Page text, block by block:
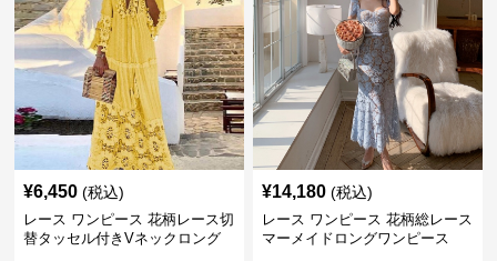
¥6,450 (税込)
レース ワンピース 花柄レース切
替タッセル付きVネックロング
¥14,180 (税込)
レース ワンピース 花柄総レース
マーメイドロングワンピース